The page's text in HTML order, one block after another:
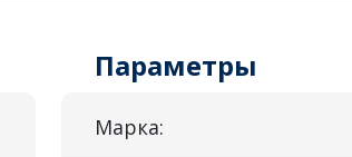
Параметры
Марка: